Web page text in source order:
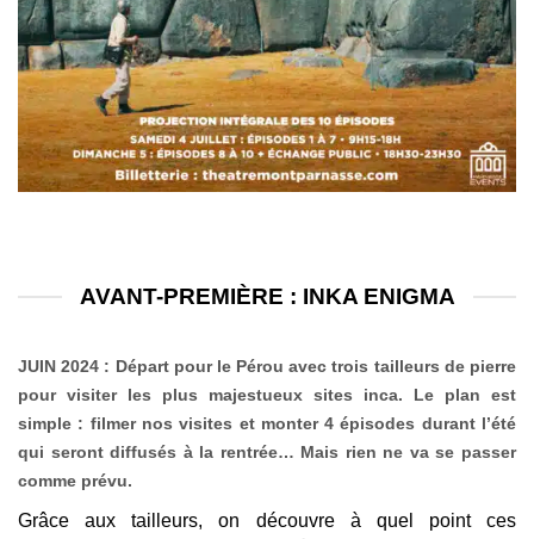
AVANT-PREMIÈRE : INKA ENIGMA
JUIN 2024 : Départ pour le Pérou avec trois tailleurs de pierre
pour visiter les plus majestueux sites inca. Le plan est
simple : filmer nos visites et monter 4 épisodes durant l’été
qui seront diffusés à la rentrée… Mais rien ne va se passer
comme prévu.
Grâce aux tailleurs, on découvre à quel point ces